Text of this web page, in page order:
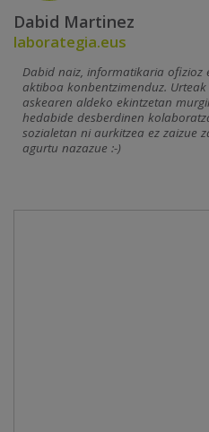
Dabid Martinez
laborategia.eus
Dabid naiz, informatikaria ofizioz
aktiboa konbentzimenduz.
askearen aldeko ekintzetan
hedabide desberdinen
sozialetan ni aurkitzea ez zaizue
agurtu nazazue :-)